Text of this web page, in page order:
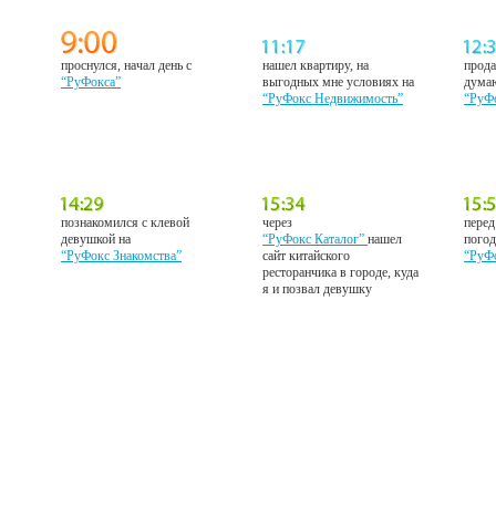
проснулся, начал день с
“РуФокса”
нашел квартиру, на
выгодных мне условиях на
“РуФокс Недвижимость”
познакомился с клевой
девушкой на
“РуФокс Знакомства”
через
“РуФокс Каталог”нашел
сайт китайского
ресторанчика в городе, куда
я и позвал девушку